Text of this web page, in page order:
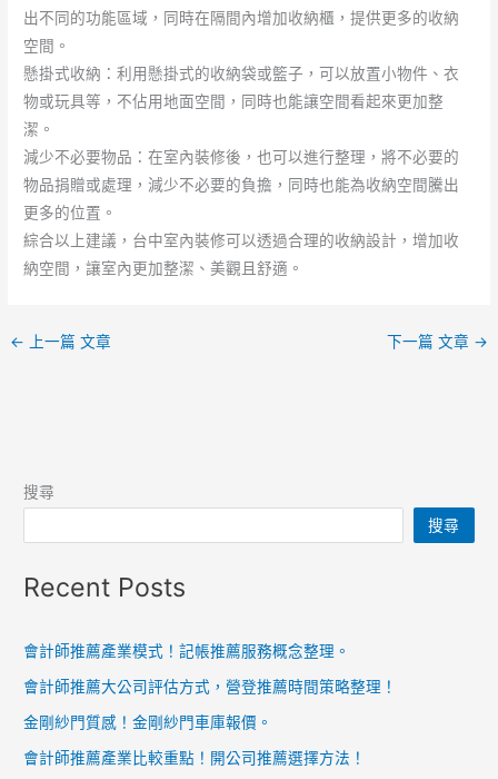
出不同的功能區域，同時在隔間內增加收納櫃，提供更多的收納
空間。
懸掛式收納：利用懸掛式的收納袋或籃子，可以放置小物件、衣
物或玩具等，不佔用地面空間，同時也能讓空間看起來更加整
潔。
減少不必要物品：在室內裝修後，也可以進行整理，將不必要的
物品捐贈或處理，減少不必要的負擔，同時也能為收納空間騰出
更多的位置。
綜合以上建議，台中室內裝修可以透過合理的收納設計，增加收
納空間，讓室內更加整潔、美觀且舒適。
← 上一篇 文章 下一篇 文章 →
搜尋
搜尋
Recent Posts
會計師推薦產業模式！記帳推薦服務概念整理。
會計師推薦大公司評估方式，營登推薦時間策略整理！
金剛紗門質感！金剛紗門車庫報價。
會計師推薦產業比較重點！開公司推薦選擇方法！